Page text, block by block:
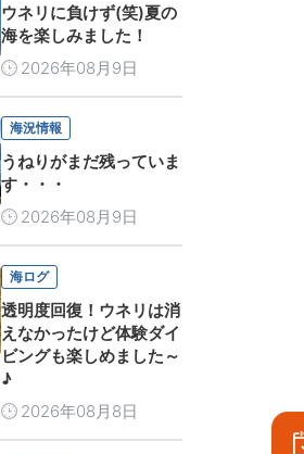
ウネリに負けず(笑)夏の
海を楽しみました！
2026年08月9日
海況情報
うねりがまだ残っていま
す・・・
2026年08月9日
海ログ
透明度回復！ウネリは消
えなかったけど体験ダイ
ビングも楽しめました～
♪
2026年08月8日